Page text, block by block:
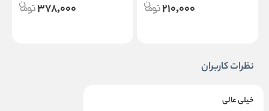
210,000
378,000
نظرات کاربران
خیلی عالی